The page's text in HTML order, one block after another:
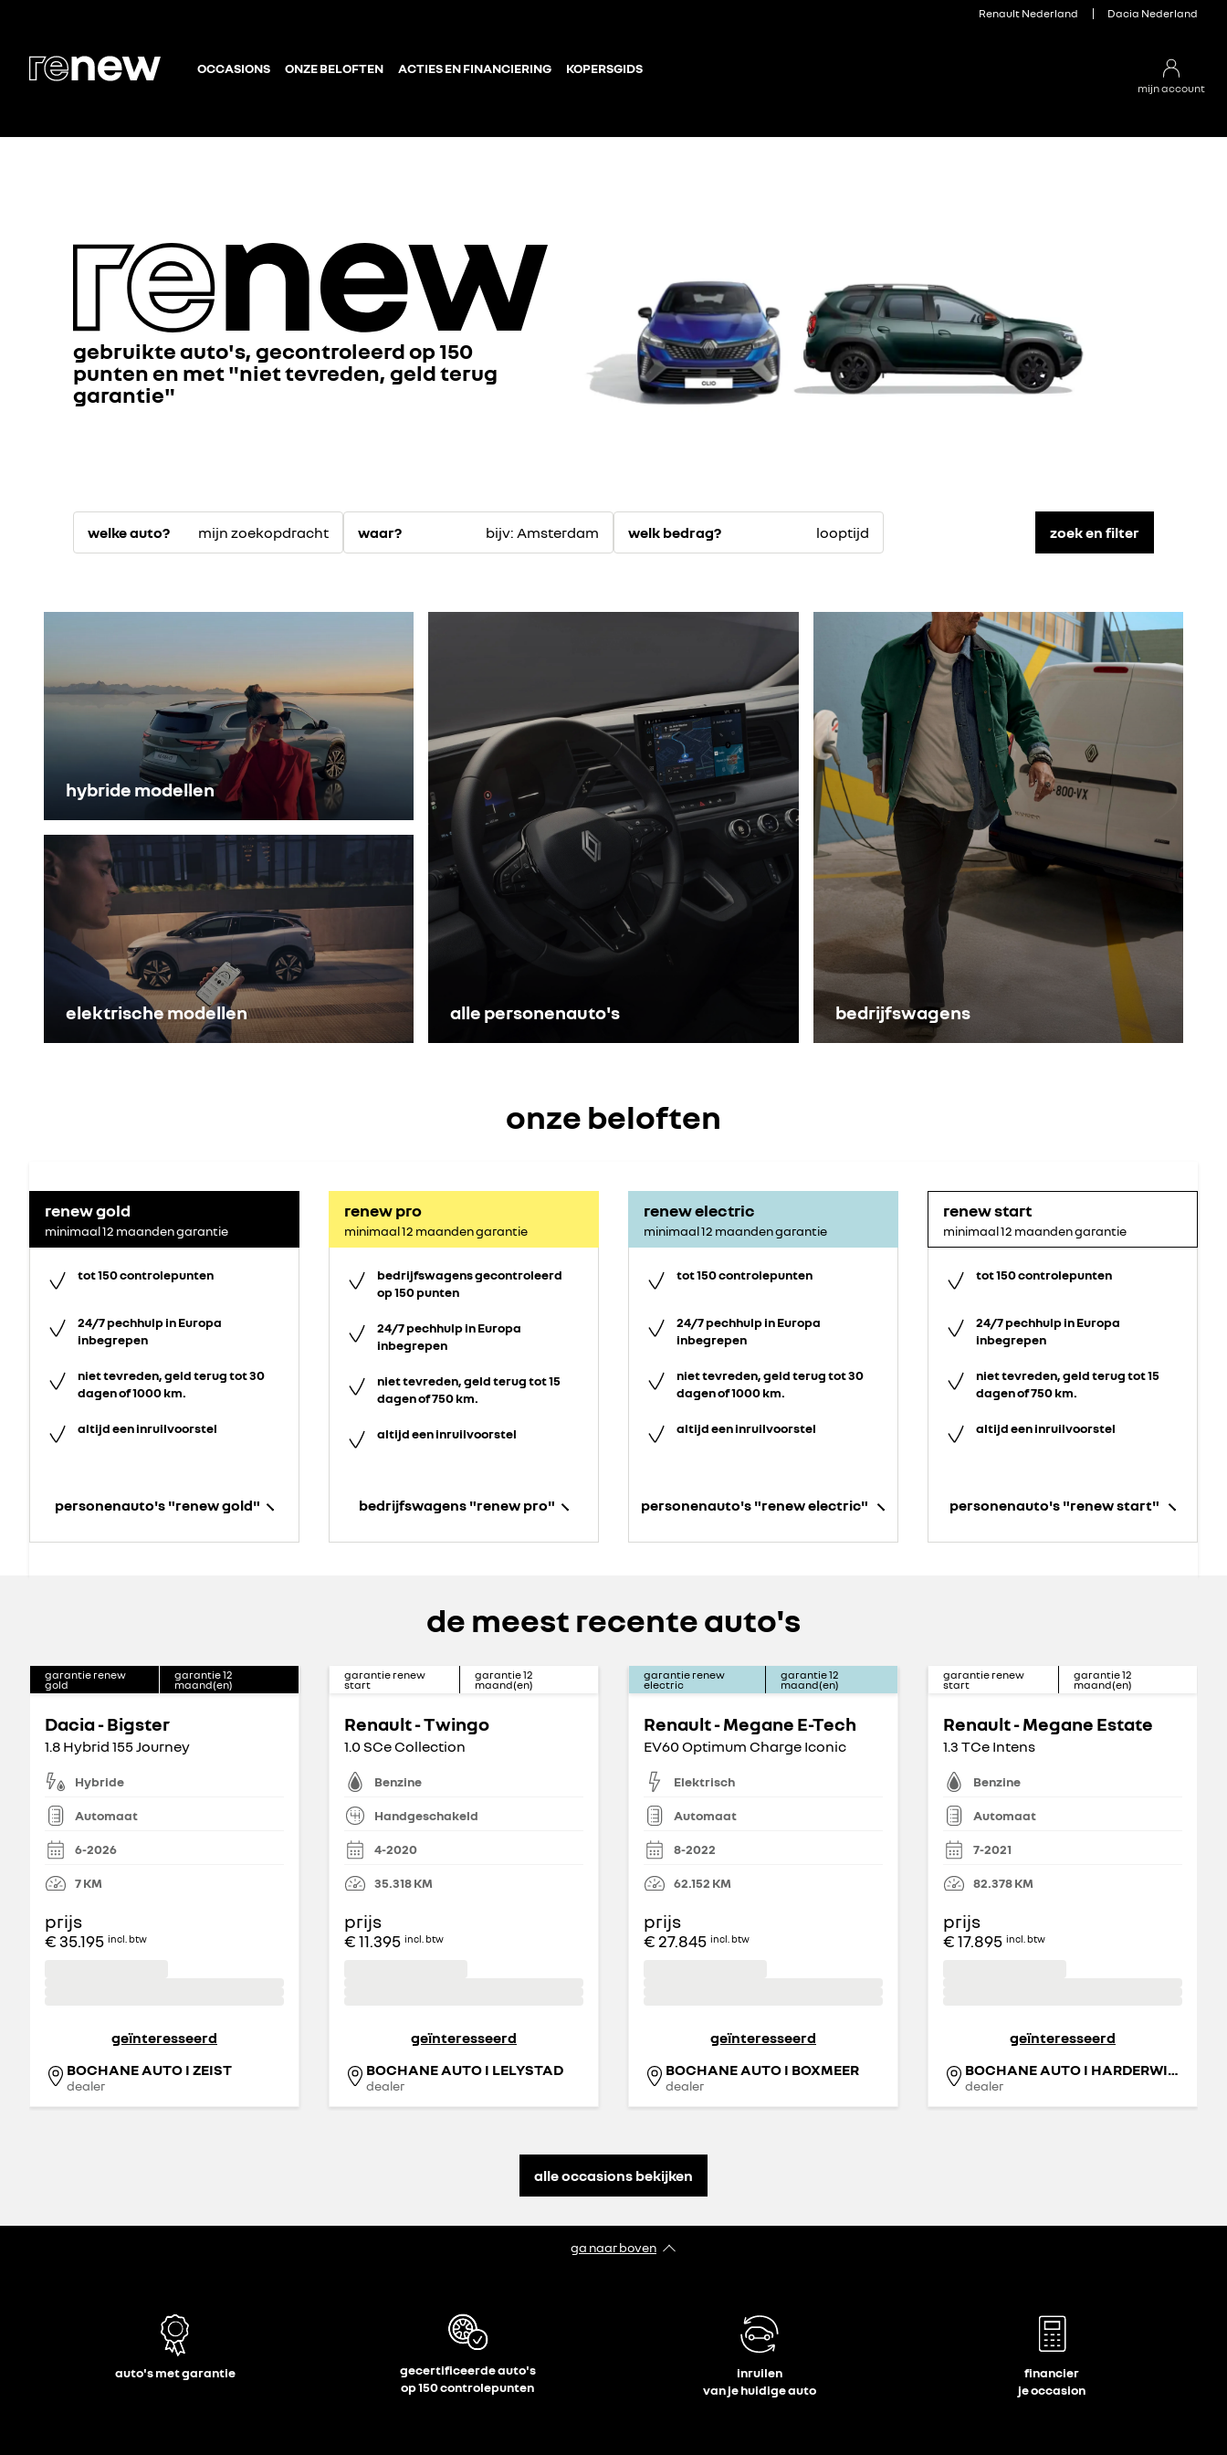
Renault Nederland Dacia Nederland
OCCASIONS ONZE BELOFTEN ACTIES EN FINANCIERING KOPERSGIDS
mijn account
gebruikte auto's, gecontroleerd op 150
punten en met "niet tevreden, geld terug
garantie"
welke auto? mijn zoekopdracht waar? bijv: Amsterdam welk bedrag? looptijd zoek en filter
hybride modellen
elektrische modellen alle personenauto's bedrijfswagens
onze beloften
renew gold
minimaal 12 maanden garantie
tot 150 controlepunten
24/7 pechhulp in Europa
inbegrepen
niet tevreden, geld terug tot 30
dagen of 1000 km.
altijd een inruilvoorstel
personenauto's "renew gold"
renew pro
minimaal 12 maanden garantie
bedrijfswagens gecontroleerd
op 150 punten
24/7 pechhulp in Europa
inbegrepen
niet tevreden, geld terug tot 15
dagen of 750 km.
altijd een inruilvoorstel
bedrijfswagens "renew pro"
renew electric
minimaal 12 maanden garantie
tot 150 controlepunten
24/7 pechhulp in Europa
inbegrepen
niet tevreden, geld terug tot 30
dagen of 1000 km.
altijd een inruilvoorstel
personenauto's "renew electric"
renew start
minimaal 12 maanden garantie
tot 150 controlepunten
24/7 pechhulp in Europa
inbegrepen
niet tevreden, geld terug tot 15
dagen of 750 km.
altijd een inruilvoorstel
personenauto's "renew start"
de meest recente auto's
garantie renew
gold
garantie12
maand(en)
Dacia - Bigster
1.8 Hybrid 155 Journey
Hybride
Automaat
6-2026
7KM
prijs
€ 35.195 incl. btw
geïnteresseerd
BOCHANE AUTO I ZEIST
dealer
garantie renew
start
garantie12
maand(en)
Renault - Twingo
1.0 SCe Collection
Benzine
Handgeschakeld
4-2020
35.318KM
prijs
€ 11.395 incl. btw
geïnteresseerd
BOCHANE AUTO I LELYSTAD
dealer
garantie renew
electric
garantie12
maand(en)
Renault - Megane E-Tech
EV60 Optimum Charge Iconic
Elektrisch
Automaat
8-2022
62.152 KM
prijs
€ 27.845 incl. btw
geïnteresseerd
BOCHANE AUTO I BOXMEER
dealer
garantie renew
start
garantie12
maand(en)
Renault - Megane Estate
1.3 TCe Intens
Benzine
Automaat
7-2021
82.378KM
prijs
€ 17.895 incl. btw
geïnteresseerd
BOCHANE AUTO I HARDERWIJK
dealer
alle occasions bekijken
ga naar boven
auto's met garantie
gecertificeerde auto's
op 150 controlepunten
inruilen
van je huidige auto
financier
je occasion